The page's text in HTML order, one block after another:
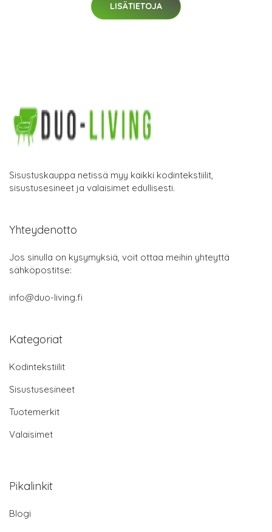
LISÄTIETOJA
Sisustuskauppa netissä myy kaikki kodintekstiilit,
sisustusesineet ja valaisimet edullisesti.
Yhteydenotto
Jos sinulla on kysymyksiä, voit ottaa meihin yhteyttä
sähköpostitse:
info@duo-living.fi
Kategoriat
Kodintekstiilit
Sisustusesineet
Tuotemerkit
Valaisimet
Pikalinkit
Blogi